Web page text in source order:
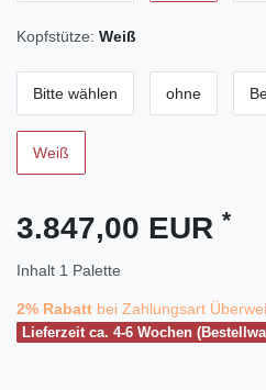
Kopfstütze: Weiß
Bitte wählen ohne
Weiß
3.847,00 EUR *
Inhalt 1 Palette
2% Rabatt bei Zahlungsart
Lieferzeit ca. 4-6 Wochen